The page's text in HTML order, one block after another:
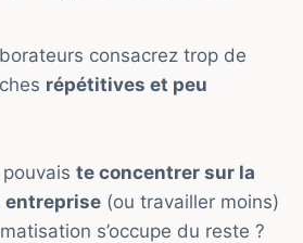
consacrez trop de
répétitives et peu
te concentrer sur la
entreprise (ou travailler moins)
s’occupe du reste ?